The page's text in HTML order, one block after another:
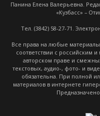
Панина Елена Валерьевна.
«Кузбасс» –
Тел. (3842) 58-27-71.
Все права на любые
соответствии с российским
авторском праве и
текстовых, аудио-, фото- и
обязательна. При полной
материалов в интернете